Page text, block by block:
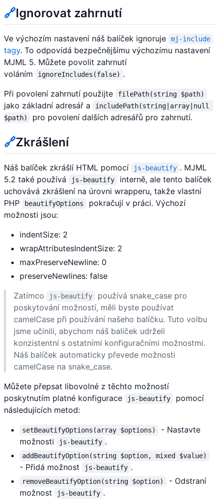
🔗Ignorovat zahrnutí
Ve výchozím nastavení náš balíček ignoruje mj-include
tagy. To odpovídá bezpečnějšímu výchozímu nastavení
MJML 5. Můžete povolit zahrnutí
voláním
ignoreIncludes(false) .
Při povolení zahrnutí použijte
filePath(string $path)
jako základní adresář a
includePath(string|array|null
$path)
pro povolení dalších adresářů pro zahrnutí.
🔗Zkrášlení
Náš balíček zkrášlí HTML pomocí js-beautify . MJML
5.2 také používá
js-beautify
interně, ale tento balíček
uchovává zkrášlení na úrovni wrapperu, takže vlastní
PHP
beautifyOptions
pokračují v práci. Výchozí
možnosti jsou:
indentSize: 2
wrapAttributesIndentSize: 2
maxPreserveNewline: 0
preserveNewlines: false
Zatímco
js-beautify
používá snake_case pro
poskytování možností, měli byste používat
camelCase při používání našeho balíčku. Tuto volbu
jsme učinili, abychom náš balíček udrželi
konzistentní s ostatními konfiguračními možnostmi.
Náš balíček automaticky převede možnosti
camelCase na snake_case.
Můžete přepsat libovolné z těchto možností
poskytnutím platné konfigurace
js-beautify
pomocí
následujících metod:
setBeautifyOptions(array $options)
- Nastavte
možnosti
js-beautify .
addBeautifyOption(string $option, mixed $value)
- Přidá možnost js-beautify .
removeBeautifyOption(string $option)
- Odstraní
možnost
js-beautify .